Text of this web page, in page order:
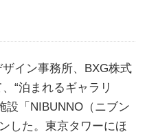
イン事務所、BXG株式
“泊まれるギャラリ
設「NIBUNNO（ニブン
した。東京タワーにほ